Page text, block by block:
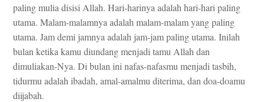
paling mulia disisi Allah. Hari-harinya adalah hari-hari paling
utama. Malam-malamnya adalah malam-malam yang paling
utama. Jam demi jamnya adalah jam-jam paling utama. Inilah
bulan ketika kamu diundang menjadi tamu Allah dan
dimuliakan-Nya. Di bulan ini nafas-nafasmu menjadi tasbih,
tidurmu adalah ibadah, amal-amalmu diterima, dan doa-doamu
diijabah.